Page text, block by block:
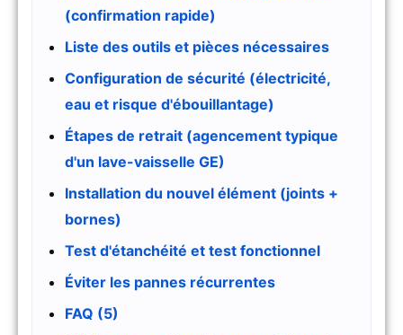
(confirmation rapide)
Liste des outils et pièces nécessaires
Configuration de sécurité (électricité,
eau et risque d'ébouillantage)
Étapes de retrait (agencement typique
d'un lave-vaisselle GE)
Installation du nouvel élément (joints +
bornes)
Test d'étanchéité et test fonctionnel
Éviter les pannes récurrentes
FAQ (5)